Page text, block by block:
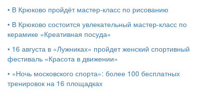
• В Крюково пройдёт мастер-класс по рисованию
• В Крюково состоится увлекательный мастер-класс по
керамике «Креативная посуда»
• 16 августа в «Лужниках» пройдет женский спортивный
фестиваль «Красота в движении»
• «Ночь московского спорта»: более 100 бесплатных
тренировок на 16 площадках